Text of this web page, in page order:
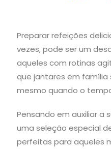
Preparar refeições
vezes, pode ser um
aqueles com rotinas
que jantares em
mesmo quando o
Pensando em auxiliar a
uma seleção especial
perfeitas para aqueles